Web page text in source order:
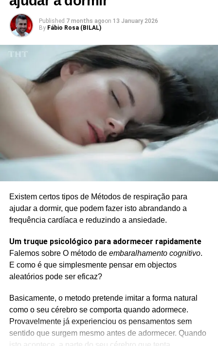
Published 7 months agoon 13 January 2026
By Fábio Rosa (BILAL)
Existem certos tipos de Métodos de respiração para
ajudar a dormir, que podem fazer isto abrandando a
frequência cardíaca e reduzindo a ansiedade.
Um truque psicológico para adormecer rapidamente
Falemos sobre O método de embaralhamento cognitivo.
E como é que simplesmente pensar em objectos
aleatórios pode ser eficaz?
Basicamente, o metodo pretende imitar a forma natural
como o seu cérebro se comporta quando adormece.
Provavelmente já experienciou os pensamentos sem
sentido que surgem mesmo antes de adormecer. Quando